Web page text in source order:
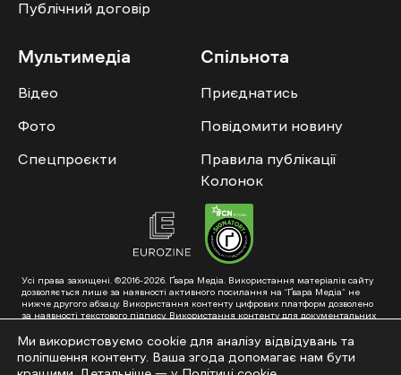
Публічний договір
Мультимедіа
Відео
Фото
Спецпроєкти
Спільнота
Приєднатись
Повідомити новину
Правила публікації
Колонок
Усі права захищені. ©2016-2026. Ґвара Медіа. Використання матеріалів сайту
дозволяється лише за наявності активного посилання на “Ґвара Медіа” не
нижче другого абзацу. Використання контенту цифрових платформ дозволено
за наявності текстового підпису. Використання контенту для документальних
схвалення від редакції.
Суб’єкт у сфері онлайн-медіа; ідентифікатор медіа – R40-01353. Поштова
адреса: ГО «Ґвара Медіа», 61057, Харків, вул. Гоголя, 14, абонентська скринька
Ми використовуємо cookie для аналізу відвідувань та
поліпшення контенту. Ваша згода допомагає нам бути